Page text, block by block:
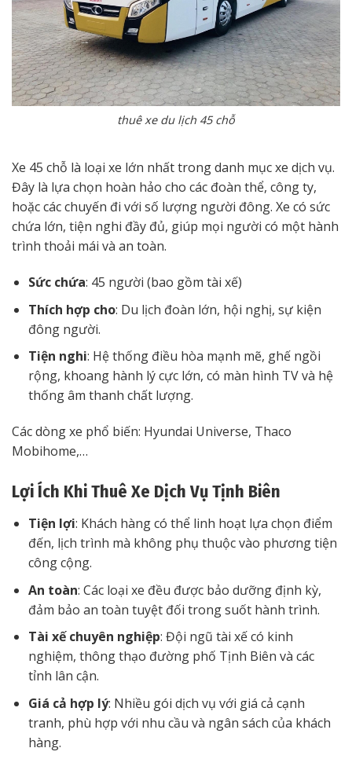
thuê xe du lịch 45 chỗ
Xe 45 chỗ là loại xe lớn nhất trong danh mục xe dịch vụ.
Đây là lựa chọn hoàn hảo cho các đoàn thể, công ty,
hoặc các chuyến đi với số lượng người đông. Xe có sức
chứa lớn, tiện nghi đầy đủ, giúp mọi người có một hành
trình thoải mái và an toàn.
Sức chứa: 45 người (bao gồm tài xế)
Thích hợp cho: Du lịch đoàn lớn, hội nghị, sự kiện
đông người.
Tiện nghi: Hệ thống điều hòa mạnh mẽ, ghế ngồi
rộng, khoang hành lý cực lớn, có màn hình TV và hệ
thống âm thanh chất lượng.
Các dòng xe phổ biến: Hyundai Universe, Thaco
Mobihome,…
Lợi Ích Khi Thuê Xe Dịch Vụ Tịnh Biên
Tiện lợi: Khách hàng có thể linh hoạt lựa chọn điểm
đến, lịch trình mà không phụ thuộc vào phương tiện
công cộng.
An toàn: Các loại xe đều được bảo dưỡng định kỳ,
đảm bảo an toàn tuyệt đối trong suốt hành trình.
Tài xế chuyên nghiệp: Đội ngũ tài xế có kinh
nghiệm, thông thạo đường phố Tịnh Biên và các
tỉnh lân cận.
Giá cả hợp lý: Nhiều gói dịch vụ với giá cả cạnh
tranh, phù hợp với nhu cầu và ngân sách của khách
hàng.